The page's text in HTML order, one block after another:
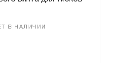
В НАЛИЧИИ